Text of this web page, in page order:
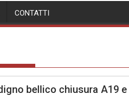
CONTATTI
bellico chiusura A19 e